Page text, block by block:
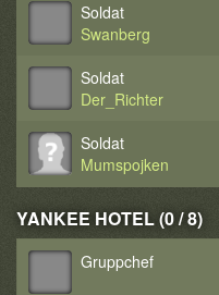
Soldat
Swanberg
Soldat
Der_Richter
Soldat
Mumspojken
YANKEE HOTEL (0 / 8)
Gruppchef